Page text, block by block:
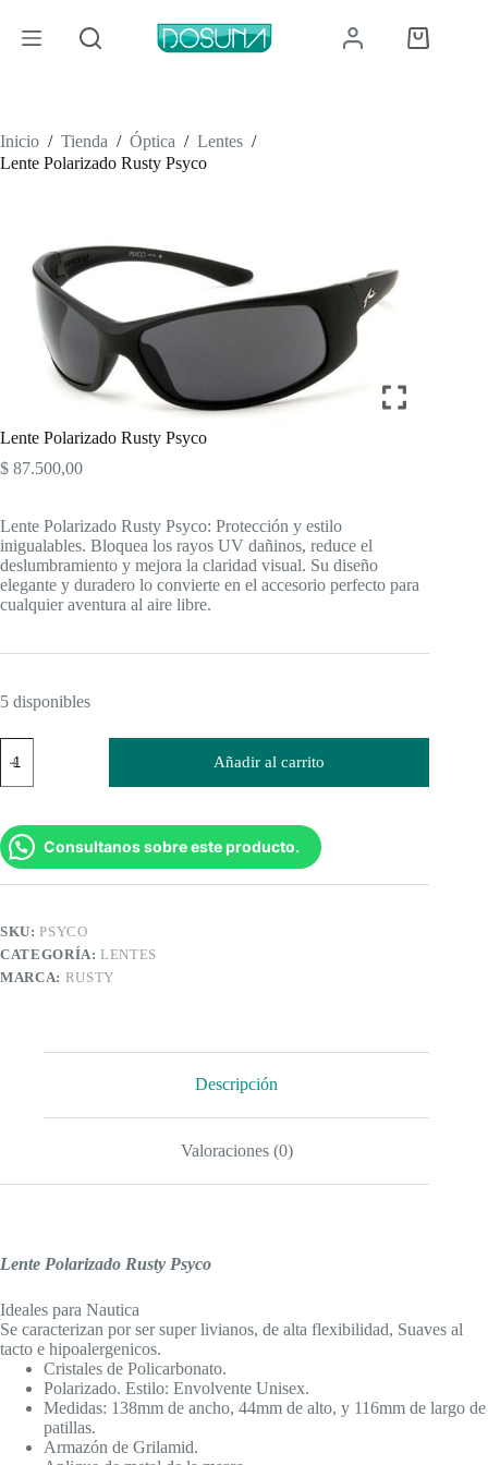
contenido
Carro
de
Inicio / Tienda / Óptica / Lentes /
Lente Polarizado Rusty Psyco
Lente Polarizado Rusty Psyco
$ 87.500,00
Lente Polarizado Rusty Psyco: Protección y estilo
inigualables. Bloquea los rayos UV dañinos, reduce el
deslumbramiento y mejora la claridad visual. Su diseño
elegante y duradero lo convierte en el accesorio perfecto para
cualquier aventura al aire libre.
5 disponibles
Polarizado
Rusty
Añadir al carrito
Consultanos sobre este producto.
SKU:PSYCO
CATEGORÍA:LENTES
MARCA: RUSTY
Descripción
Valoraciones (0)
Lente Polarizado Rusty Psyco
Ideales para Nautica
Se caracterizan por ser super livianos, de alta flexibilidad, Suaves al
tacto e hipoalergenicos.
Cristales de Policarbonato.
Polarizado. Estilo: Envolvente Unisex.
Medidas: 138mm de ancho, 44mm de alto, y 116mm de largo de
patillas.
Armazón de Grilamid.